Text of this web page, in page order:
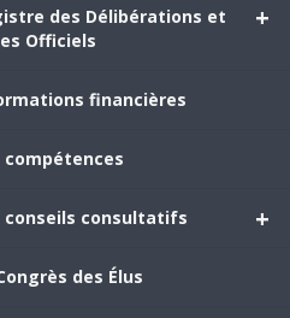
+
des Délibérations et
Officiels
financières
compétences
+
conseils consultatifs
des Élus